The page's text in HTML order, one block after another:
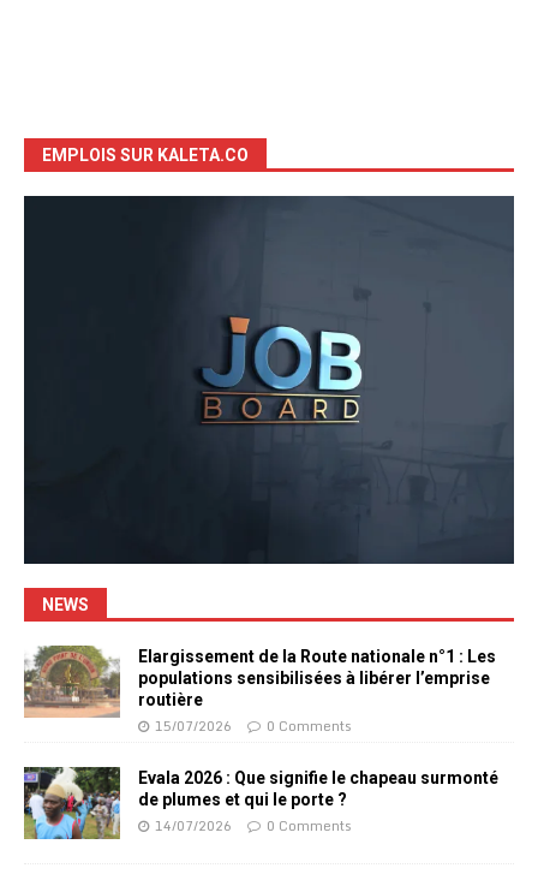
EMPLOIS SUR KALETA.CO
NEWS
Elargissement de la Route nationale n°1 : Les
populations sensibilisées à libérer l’emprise
routière
15/07/2026 0 Comments
Evala 2026 : Que signifie le chapeau surmonté
de plumes et qui le porte ?
14/07/2026 0 Comments